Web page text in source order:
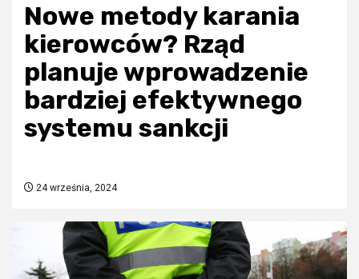
Nowe metody karania
kierowców? Rząd
planuje wprowadzenie
bardziej efektywnego
systemu sankcji
24 września, 2024